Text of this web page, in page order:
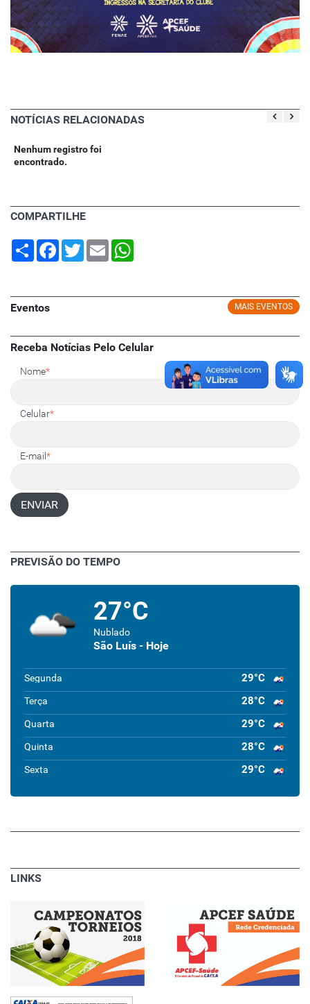
NOTÍCIAS RELACIONADAS
Nenhum registro foi
encontrado.
COMPARTILHE
Share Facebook
TwitterEmail
MAIS EVENTOS
Eventos
Receba Notícias Pelo Celular
Nome*
Celular*
E-mail *
ENVIAR
PREVISÃO DO TEMPO
27°C
Nublado
São Luís - Hoje
Segunda 29°C
Terça 28°C
Quarta 29°C
Quinta 28°C
Sexta 29°C
LINKS